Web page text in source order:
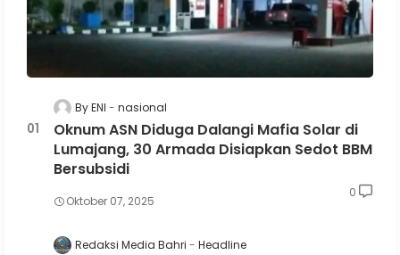
By ENI nasional
Oknum ASN Diduga Dalangi Mafia Solar di
Lumajang, 30 Armada Disiapkan Sedot BBM
Bersubsidi
Oktober 07, 2025
0
Redaksi Media Bahri Headline